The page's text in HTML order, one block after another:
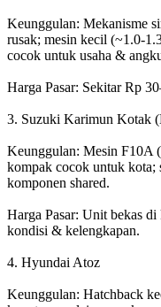
Keunggulan: Mekanisme
rusak; mesin kecil (~1.0-
cocok untuk usaha &
Harga Pasar: Sekitar Rp
3. Suzuki Karimun Kotak
Keunggulan: Mesin F10A
kompak cocok untuk kota;
komponen shared.
Harga Pasar: Unit bekas
kondisi & kelengkapan.
4. Hyundai Atoz
Keunggulan: Hatchback